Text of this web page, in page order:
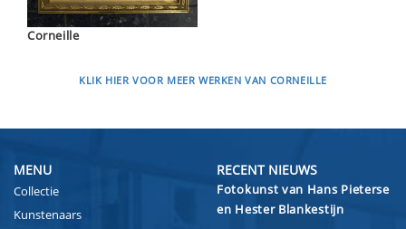
Corneille
KLIK HIER VOOR MEER WERKEN VAN CORNEILLE
MENU
Collectie
Kunstenaars
RECENT NIEUWS
Fotokunst van Hans Pieterse
en Hester Blankestijn